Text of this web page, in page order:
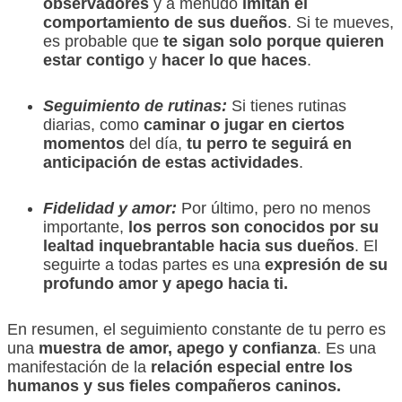
comportamiento de sus dueños. Si te mueves,
es probable que te sigan solo porque quieren
estar contigo y hacer lo que haces.
Seguimiento de rutinas: Si tienes rutinas
diarias, como caminar o jugar en ciertos
momentos del día, tu perro te seguirá en
anticipación de estas actividades.
Fidelidad y amor: Por último, pero no menos
importante, los perros son conocidos por su
lealtad inquebrantable hacia sus dueños. El
seguirte a todas partes es una expresión de su
profundo amor y apego hacia ti.
En resumen, el seguimiento constante de tu perro es
una muestra de amor, apego y confianza. Es una
manifestación de la relación especial entre los
humanos y sus fieles compañeros caninos.